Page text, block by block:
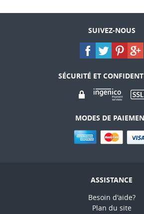
SUIVEZ-NOUS
SÉCURITÉ ET
MODES DE
ASSISTANCE
Besoin d'aide?
Plan du site